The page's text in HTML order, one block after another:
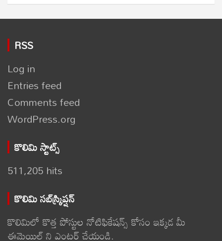
RSS
Log in
Entries feed
Comments feed
WordPress.org
కొలిమి స్టాట్స్
511,205 hits
కొలిమి సబ్‌స్క్రిప్షన్
కొలిమిలో కొత్త పోస్టుల నోటిఫికేషన్స్ కోసం ఇక్కడ మీ
ఈమెయిల్ ని ఎంటర్ చేయండి.